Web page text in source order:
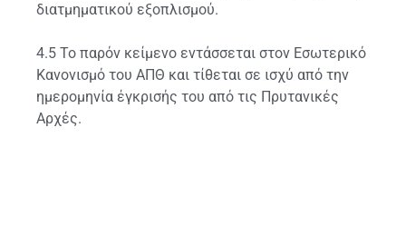
διατμηματικού εξοπλισμού.
4.5 Το παρόν κείμενο εντάσσεται στον Εσωτερικό
Κανονισμό του ΑΠΘ και τίθεται σε ισχύ από την
ημερομηνία έγκρισής του από τις Πρυτανικές
Αρχές.